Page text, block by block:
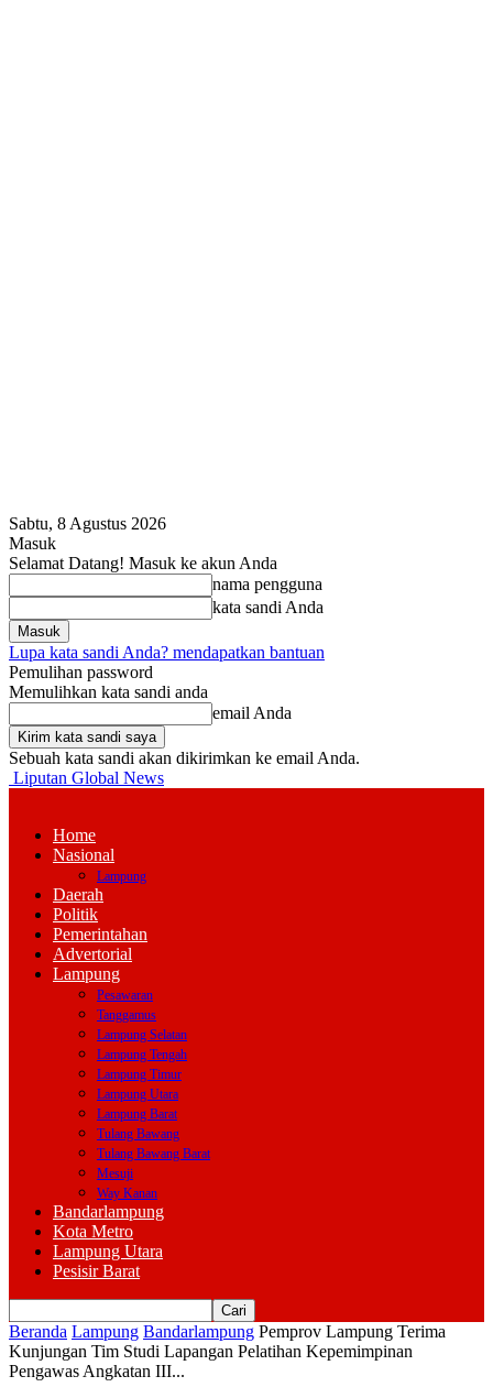
Sabtu, 8 Agustus 2026
Masuk
Selamat Datang! Masuk ke akun Anda
nama pengguna
kata sandi Anda
Lupa kata sandi Anda? mendapatkan bantuan
Pemulihan password
Memulihkan kata sandi anda
email Anda
Sebuah kata sandi akan dikirimkan ke email Anda.
Liputan Global News
Home
Nasional
Lampung
Daerah
Politik
Pemerintahan
Advertorial
Lampung
Pesawaran
Tanggamus
Lampung Selatan
Lampung Tengah
Lampung Timur
Lampung Utara
Lampung Barat
Tulang Bawang
Tulang Bawang Barat
Mesuji
Way Kanan
Bandarlampung
Kota Metro
Lampung Utara
Pesisir Barat
Beranda Lampung Bandarlampung Pemprov Lampung Terima
Kunjungan Tim Studi Lapangan Pelatihan Kepemimpinan
Pengawas Angkatan III...